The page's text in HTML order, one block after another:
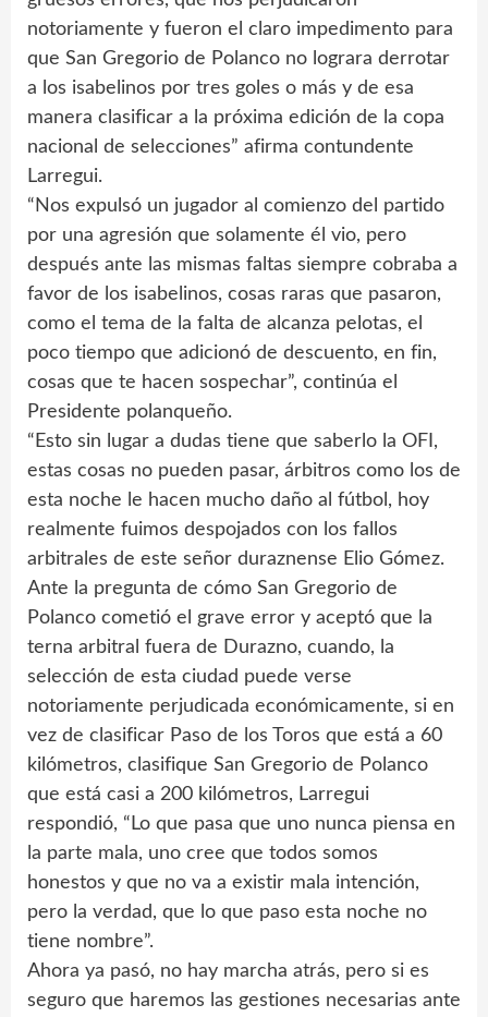
notoriamente y fueron el claro impedimento para
que San Gregorio de Polanco no lograra derrotar
a los isabelinos por tres goles o más y de esa
manera clasificar a la próxima edición de la copa
nacional de selecciones” afirma contundente
Larregui.
“Nos expulsó un jugador al comienzo del partido
por una agresión que solamente él vio, pero
después ante las mismas faltas siempre cobraba a
favor de los isabelinos, cosas raras que pasaron,
como el tema de la falta de alcanza pelotas, el
poco tiempo que adicionó de descuento, en fin,
cosas que te hacen sospechar”, continúa el
Presidente polanqueño.
“Esto sin lugar a dudas tiene que saberlo la OFI,
estas cosas no pueden pasar, árbitros como los de
esta noche le hacen mucho daño al fútbol, hoy
realmente fuimos despojados con los fallos
arbitrales de este señor duraznense Elio Gómez.
Ante la pregunta de cómo San Gregorio de
Polanco cometió el grave error y aceptó que la
terna arbitral fuera de Durazno, cuando, la
selección de esta ciudad puede verse
notoriamente perjudicada económicamente, si en
vez de clasificar Paso de los Toros que está a 60
kilómetros, clasifique San Gregorio de Polanco
que está casi a 200 kilómetros, Larregui
respondió, “Lo que pasa que uno nunca piensa en
la parte mala, uno cree que todos somos
honestos y que no va a existir mala intención,
pero la verdad, que lo que paso esta noche no
tiene nombre”.
Ahora ya pasó, no hay marcha atrás, pero si es
seguro que haremos las gestiones necesarias ante